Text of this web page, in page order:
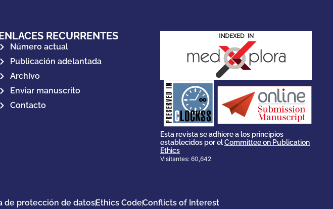
RECURRENTES
Número actual
Publicación adelantada
Archivo
Enviar manuscrito
Contacto
CLOCKSS is a dak archive that
ensures the long-term
survival of web-based
scholary publications,
governed by and for its
stakeholders.
Esta revista se adhiere a los principios
establecidos por elCommittee on Publication
Ethics
Visitantes: 60,642
de protección de datos Ethics CodeConflicts of Interest